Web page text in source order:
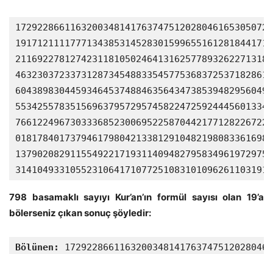
798 basamaklı sayıyı Kur’an’ın formül sayısı olan 19’a
bölerseniz çıkan sonuç şöyledir:
Bölünen: